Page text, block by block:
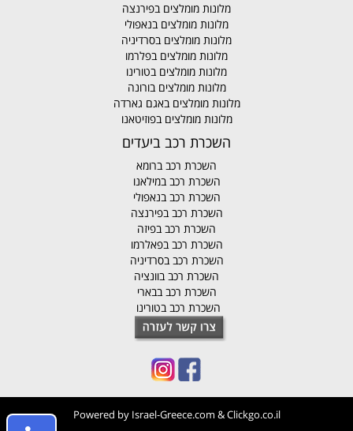
מלונות מומלצים בפירנצה
מלונות מומלצים בנאפולי
מלונות מומלצים בסרדיניה
מלונות מומלצים בפלרמו
מלונות מומלצים בטורינו
מלונות מומלצים בורונה
מלונות מומלצים באגם גארדה
מלונות מומלצים בפוזיטאנו
השכרת רכב ביעדים
השכרת רכב ברומא
השכרת רכב במילאנו
השכרת רכב בנאפולי
השכרת רכב בפירנצה
השכרת רכב בפיזה
השכרת רכב בפאלרמו
השכרת רכב בסרדיניה
השכרת רכב בוונציה
השכרת רכב בבארי
השכרת רכב בטורינו
Powered by Israel-Greece.com &Clickgo.co.il